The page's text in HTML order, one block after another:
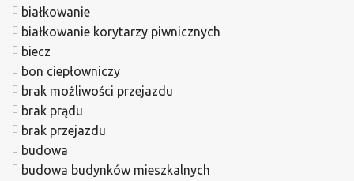
białkowanie
białkowanie korytarzy piwnicznych
biecz
bon ciepłowniczy
brak możliwości przejazdu
brak prądu
brak przejazdu
budowa
budowa budynków mieszkalnych